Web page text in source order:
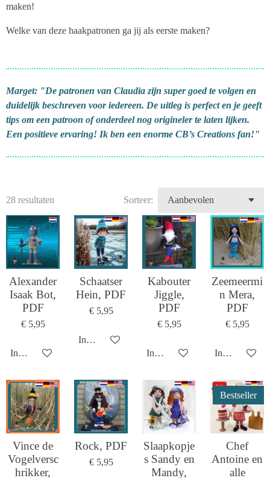
maken!
Welke van deze haakpatronen ga jij als eerste maken?
Marget: "De patronen van Claudia zijn super goed te volgen en
duidelijk beschreven voor iedereen. De uitleg is perfect en je geeft
tips om een patroon of onderdeel nog origineler te laten lijken.
Een positieve ervaring! Ik ben een enorme CB’s Creations fan!"
28 resultaten Sorteer:
Alexander
Isaak Bot,
PDF
€ 5,95
In winkelwagen
Schaatser
Hein, PDF
€ 5,95
In winkelwagen
Kabouter
Jiggle,
PDF
€ 5,95
In winkelwagen
Zeemeermi
n Mera,
PDF
€ 5,95
In
Vince de
Vogelversc
hrikker,
Rock, PDF
€ 5,95
Slaapkopje
s Sandy en
Mandy,
Bestseller
Chef
Antoine en
alle